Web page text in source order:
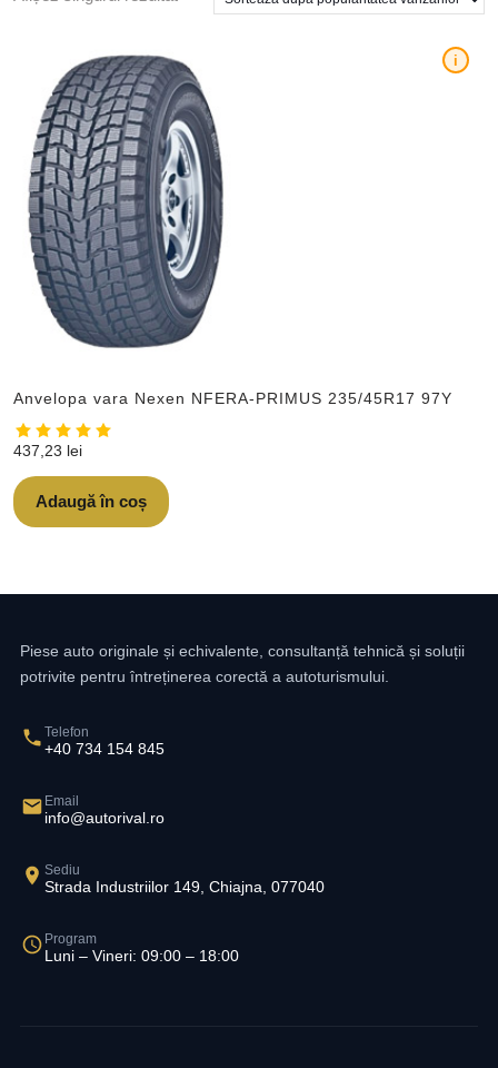
Anvelopa vara Nexen NFERA-PRIMUS 235/45R17 97Y
i
437,23 lei
Adaugă în coș
Piese auto originale și echivalente, consultanță tehnică și soluții
potrivite pentru întreținerea corectă a autoturismului.
Telefon
+40 734 154 845
Email
info@autorival.ro
Sediu
Strada Industriilor 149, Chiajna, 077040
Program
Luni – Vineri: 09:00 – 18:00